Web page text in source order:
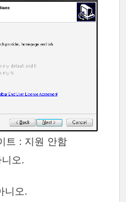
트 : 지원 안함
오.
니오.